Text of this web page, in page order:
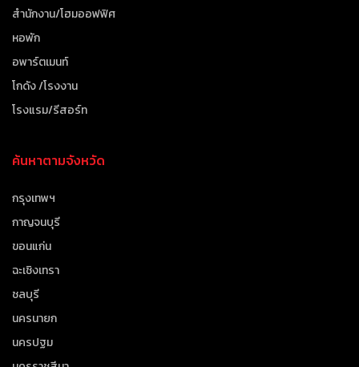
สำนักงาน/โฮมออฟฟิศ
หอพัก
อพาร์ตเมนท์
โกดัง /โรงงาน
โรงแรม/รีสอร์ท
ค้นหาตามจังหวัด
กรุงเทพฯ
กาญจนบุรี
ขอนแก่น
ฉะเชิงเทรา
ชลบุรี
นครนายก
นครปฐม